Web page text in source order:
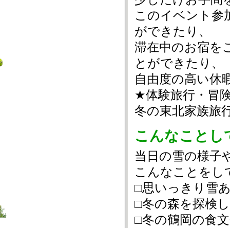
このイベント参
ができたり、
滞在中のお宿を
とができたり、
自由度の高い休
★体験旅行・冒
冬の東北家族旅
こんなことし
当日の雪の様子
こんなことをし
□思いっきり雪
□冬の森を探検
□冬の鶴岡の食